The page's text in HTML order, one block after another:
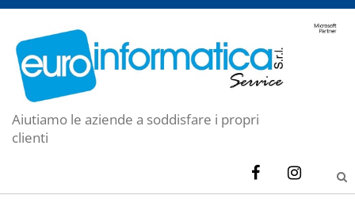
Aiutiamo le aziende a soddisfare i propri
clienti